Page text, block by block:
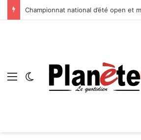
Menu Switch skin